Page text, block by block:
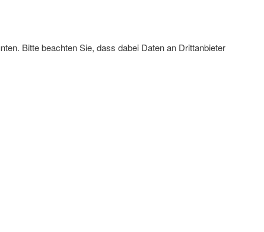
Bitte beachten Sie, dass dabei Daten an Drittanbieter